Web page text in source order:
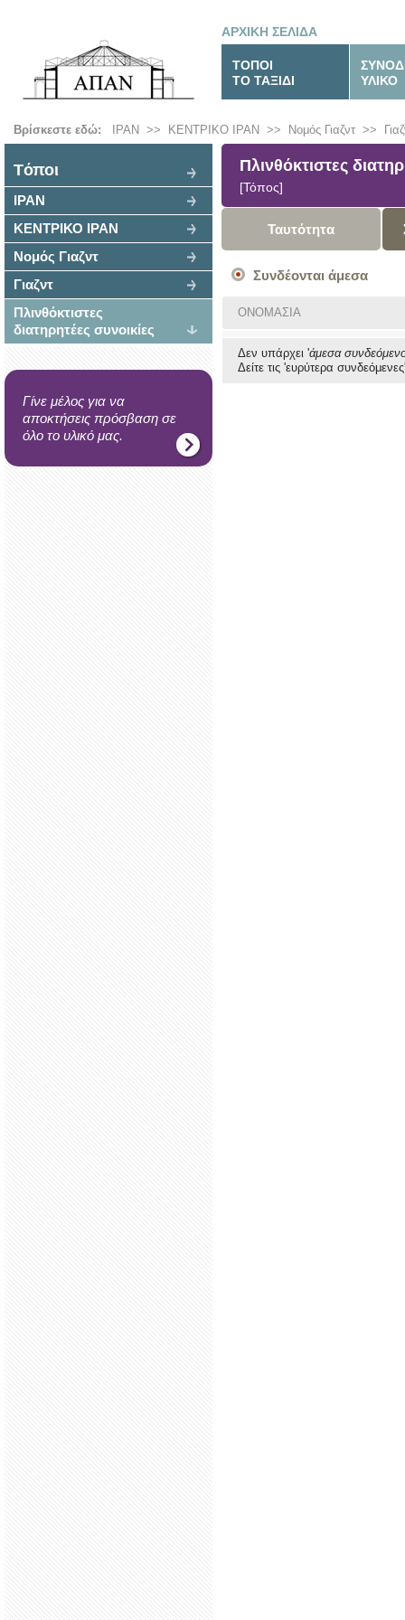
ΑΡΧΙΚΗ ΣΕΛΙΔΑ
ΤΟΠΟΙ
ΤΟ ΤΑΞΙΔΙ
ΥΛΙΚΟ
Βρίσκεστε εδώ: ΙΡΑΝ >> ΚΕΝΤΡΙΚΟ ΙΡΑΝ >> Νομός Γιαζντ >>
Tόποι
ΙΡΑΝ
ΚΕΝΤΡΙΚΟ ΙΡΑΝ
Νομός Γιαζντ
Γιαζντ
Πλινθόκτιστες
διατηρητέες συνοικίες
Γίνε μέλος για να
αποκτήσεις πρόσβαση σε
όλο το υλικό μας.
Πλινθόκτιστες
[Τόπος]
Ταυτότητα
Συνδέονται άμεσα
ΟΝΟΜΑΣΙΑ
Δεν υπάρχει 'άμεσα
Δείτε τις 'ευρύτερα